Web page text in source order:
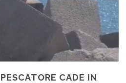
CADE IN